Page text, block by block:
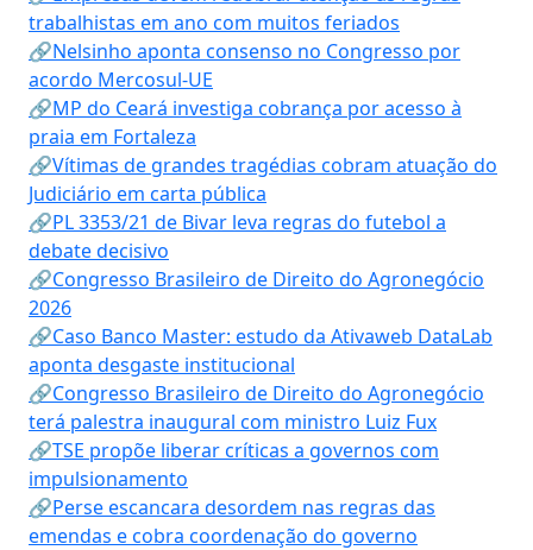
trabalhistas em ano com muitos feriados
🔗Nelsinho aponta consenso no Congresso por
acordo Mercosul-UE
🔗MP do Ceará investiga cobrança por acesso à
praia em Fortaleza
🔗Vítimas de grandes tragédias cobram atuação do
Judiciário em carta pública
🔗PL 3353/21 de Bivar leva regras do futebol a
debate decisivo
🔗Congresso Brasileiro de Direito do Agronegócio
2026
🔗Caso Banco Master: estudo da Ativaweb DataLab
aponta desgaste institucional
🔗Congresso Brasileiro de Direito do Agronegócio
terá palestra inaugural com ministro Luiz Fux
🔗TSE propõe liberar críticas a governos com
impulsionamento
🔗Perse escancara desordem nas regras das
emendas e cobra coordenação do governo